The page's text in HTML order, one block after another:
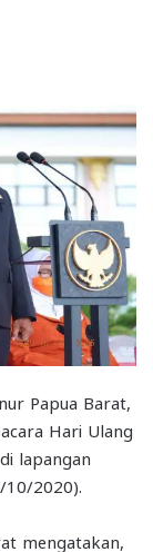
Papua Barat,
Hari Ulang
lapangan
2020).
mengatakan,